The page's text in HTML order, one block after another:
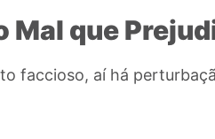
Mal que
faccioso, aí há